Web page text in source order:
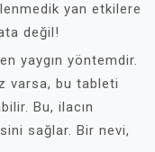
yan etkilere
değil!
yaygın yöntemdir.
varsa, bu tableti
Bu, ilacın
sağlar. Bir nevi,